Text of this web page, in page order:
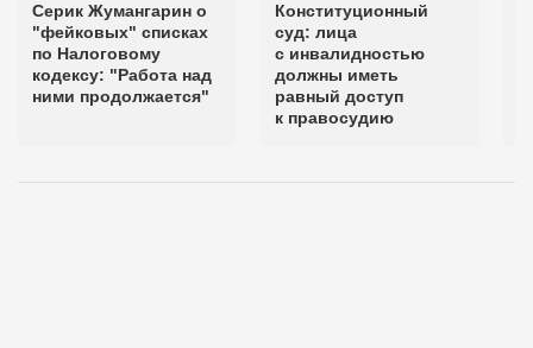
Серик Жумангарин о
"фейковых" списках
по Налоговому
кодексу: "Работа над
ними продолжается"
Конституционный
суд: лица
с инвалидностью
должны иметь
равный доступ
к правосудию